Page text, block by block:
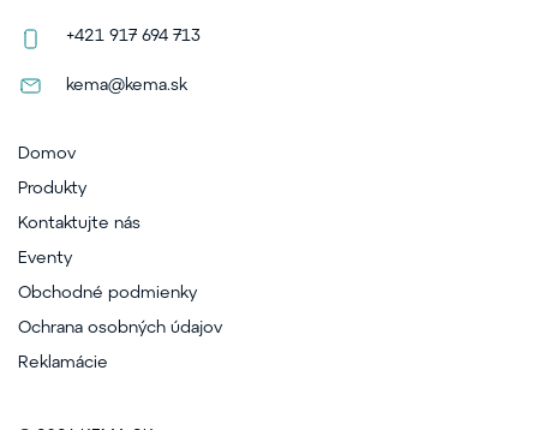
+421 917 694 713
kema@kema.sk
Domov
Produkty
Kontaktujte nás
Eventy
Obchodné podmienky
Ochrana osobných údajov
Reklamácie